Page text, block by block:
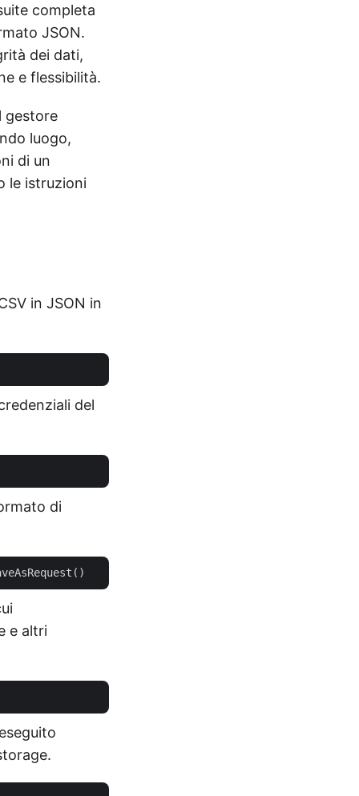
completa
JSON.
dei dati,
e flessibilità.
gestore
luogo,
di un
le istruzioni
in JSON in
del
di
e altri